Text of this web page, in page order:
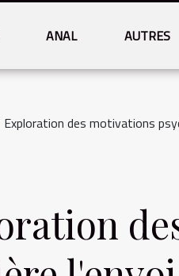
ANAL AUTRES
Exploration des motivations